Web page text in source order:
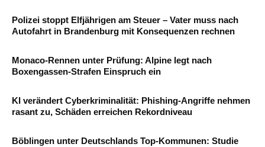
Polizei stoppt Elfjährigen am Steuer – Vater muss nach
Autofahrt in Brandenburg mit Konsequenzen rechnen
Monaco-Rennen unter Prüfung: Alpine legt nach
Boxengassen-Strafen Einspruch ein
KI verändert Cyberkriminalität: Phishing-Angriffe nehmen
rasant zu, Schäden erreichen Rekordniveau
Böblingen unter Deutschlands Top-Kommunen: Studie